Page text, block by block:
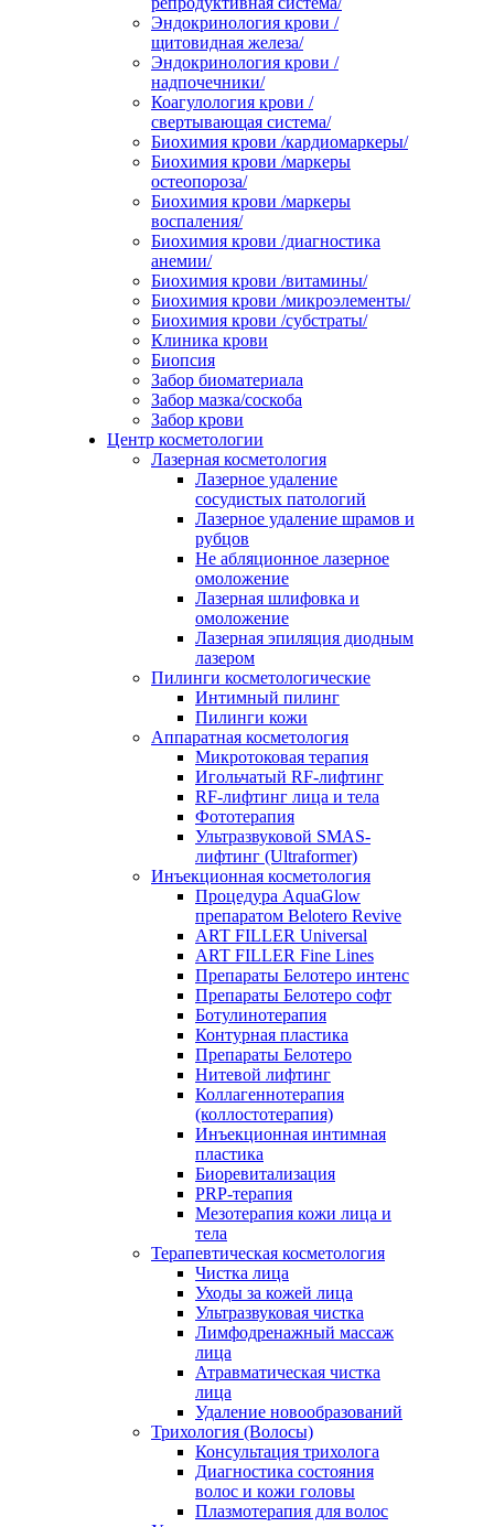
Эндокринология крови /
щитовидная железа/
Эндокринология крови /
надпочечники/
Коагулология крови /
свертывающая система/
Биохимия крови /кардиомаркеры/
Биохимия крови /маркеры
остеопороза/
Биохимия крови /маркеры
воспаления/
Биохимия крови /диагностика
анемии/
Биохимия крови /витамины/
Биохимия крови /микроэлементы/
Биохимия крови /субстраты/
Клиника крови
Биопсия
Забор биоматериала
Забор мазка/соскоба
Забор крови
Центр косметологии
Лазерная косметология
Лазерное удаление
сосудистых патологий
Лазерное удаление шрамов и
рубцов
Не абляционное лазерное
омоложение
Лазерная шлифовка и
омоложение
Лазерная эпиляция диодным
лазером
Пилинги косметологические
Интимный пилинг
Пилинги кожи
Аппаратная косметология
Микротоковая терапия
Игольчатый RF-лифтинг
RF-лифтинг лица и тела
Фототерапия
Ультразвуковой SMAS-
лифтинг (Ultraformer)
Инъекционная косметология
Процедура AquaGlow
препаратом Belotero Revive
ART FILLER Universal
ART FILLER Fine Lines
Препараты Белотеро интенс
Препараты Белотеро софт
Ботулинотерапия
Контурная пластика
Препараты Белотеро
Нитевой лифтинг
Коллагеннотерапия
(коллостотерапия)
Инъекционная интимная
пластика
Биоревитализация
PRP-терапия
Мезотерапия кожи лица и
тела
Терапевтическая косметология
Чистка лица
Уходы за кожей лица
Ультразвуковая чистка
Лимфодренажный массаж
лица
Атравматическая чистка
лица
Удаление новообразований
Трихология (Волосы)
Консультация трихолога
Диагностика состояния
волос и кожи головы
Плазмотерапия для волос